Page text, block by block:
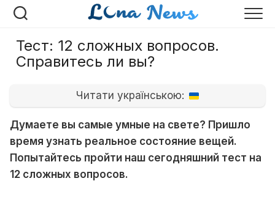
Перейти
Тест: 12 сложных вопросов.
Справитесь ли вы?
Читати українською:
Думаете вы самые умные на свете? Пришло
время узнать реальное состояние вещей.
Попытайтесь пройти наш сегодняшний тест на
12 сложных вопросов.